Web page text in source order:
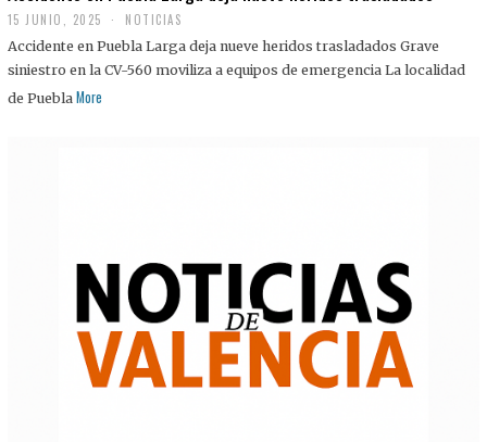
15 JUNIO, 2025 NOTICIAS
Accidente en Puebla Larga deja nueve heridos trasladados Grave
siniestro en la CV-560 moviliza a equipos de emergencia La localidad
de Puebla More